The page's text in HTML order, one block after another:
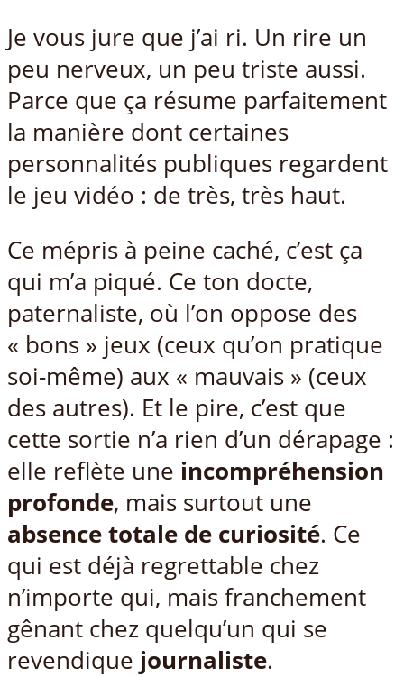
Je vous jure que j’ai ri. Un rire un
peu nerveux, un peu triste aussi.
Parce que ça résume parfaitement
la manière dont certaines
personnalités publiques regardent
le jeu vidéo : de très, très haut.
Ce mépris à peine caché, c’est ça
qui m’a piqué. Ce ton docte,
paternaliste, où l’on oppose des
« bons » jeux (ceux qu’on pratique
soi-même) aux « mauvais » (ceux
des autres). Et le pire, c’est que
cette sortie n’a rien d’un dérapage :
elle reflète une incompréhension
profonde, mais surtout une
absence totale de curiosité. Ce
qui est déjà regrettable chez
n’importe qui, mais franchement
gênant chez quelqu’un qui se
revendique journaliste.